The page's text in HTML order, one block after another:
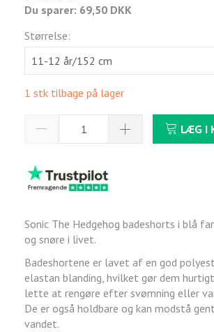
Du sparer: 69,50 DKK
Størrelse:
1 stk tilbage på lager
LÆG I
Sonic The Hedgehog badeshorts i blå
og snøre i livet.
Badeshortene er lavet af en god
elastan blanding, hvilket gør dem
lette at rengøre efter svømning eller
De er også holdbare og kan modstå
vandet.